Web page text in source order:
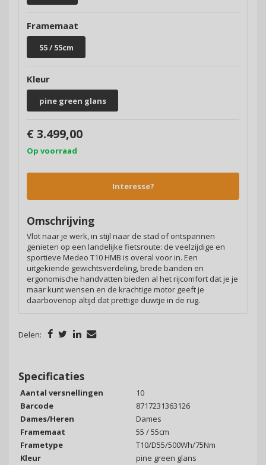
Framemaat
55 / 55cm
Kleur
pine green glans
€ 3.499,00
Op voorraad
Interesse?
Omschrijving
Vlot naar je werk, in stijl naar de stad of ontspannen
genieten op een landelijke fietsroute: de veelzijdige en
sportieve Medeo T10 HMB is overal voor in. Een
uitgekiende gewichtsverdeling, brede banden en
ergonomische handvatten bieden al het rijcomfort dat je je
maar kunt wensen en de krachtige motor geeft je
daarbovenop altijd dat prettige duwtje in de rug.
Delen:
Specificaties
Aantal versnellingen
10
Barcode
8717231363126
Dames/Heren
Dames
Framemaat
55 / 55cm
Frametype
T10/D55/500Wh/75Nm
Kleur
pine green glans